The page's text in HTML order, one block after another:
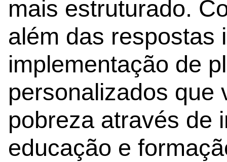
mais estruturado.
além das respostas
implementação de
personalizados que
pobreza através de
educação e